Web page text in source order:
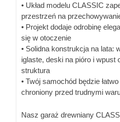
• Układ modelu CLASSIC
przestrzeń na
• Projekt dodaje odrobinę
się w otoczenie
• Solidna konstrukcja na lata:
iglaste, deski na pióro i wpust
struktura
• Twój samochód będzie
chroniony przed trudnymi
Nasz garaż drewniany